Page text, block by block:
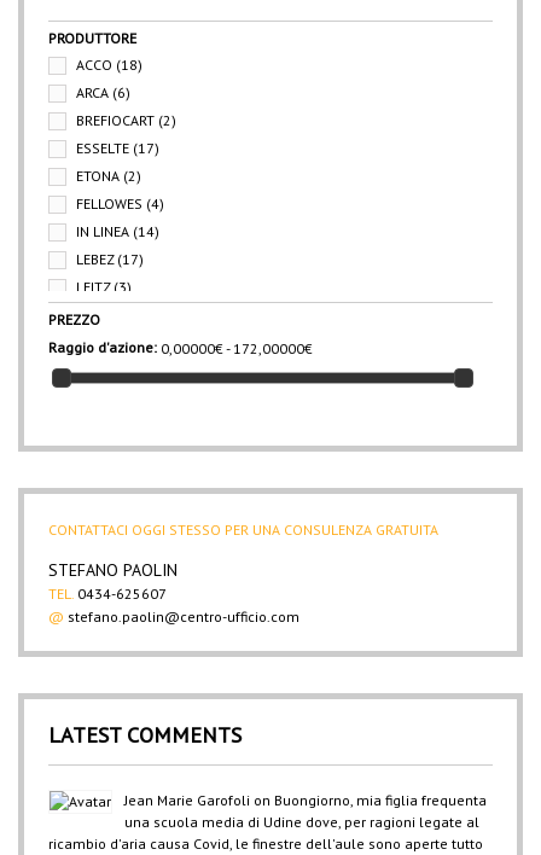
PRODUTTORE
ACCO (18)
ARCA (6)
BREFIOCART (2)
ESSELTE (17)
ETONA (2)
FELLOWES (4)
IN LINEA (14)
LEBEZ(17)
LEITZ(3)
MAESTRI
OD (5)
RAPID(20)
ZENITH(16)
PREZZO
Raggio d'azione: 0,00000€ - 172,00000€
CONTATTACI OGGI STESSO PER UNA CONSULENZA GRATUITA
STEFANO PAOLIN
TEL. 0434-625607
@ stefano.paolin@centro-ufficio.com
LATEST COMMENTS
Jean Marie Garofoli on Buongiorno, mia figlia frequenta
una scuola media di Udine dove, per ragioni legate al
ricambio d'aria causa Covid, le finestre dell'aule sono aperte tutto